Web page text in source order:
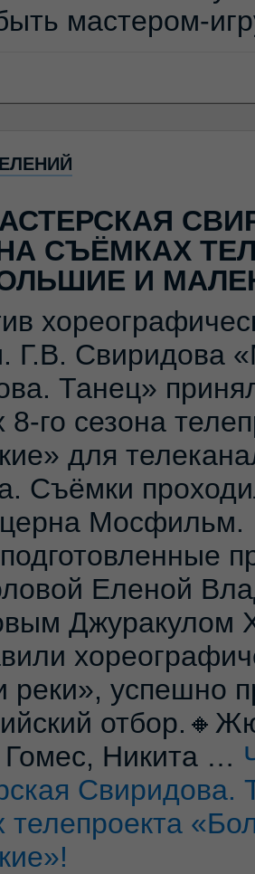
мастером-
СЪЁМКАХ
И
Свиридова
Танец»
8-го сезона
для
Съёмки
Мосфильм.
Еленой
Джуракулом
реки», успешно
Никита …
Свиридова.
телепроекта